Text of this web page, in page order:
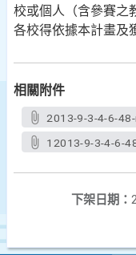
校或個人（含參賽之
各校得依據本計畫及
相關附件
2013-9-3-4-6-
12013-9-3-4-6-
下架日期：